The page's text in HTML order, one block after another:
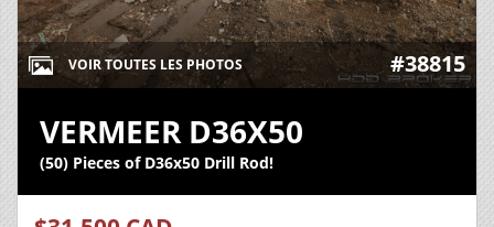
VOIR TOUTES LES PHOTOS #38815
VERMEER D36X50
(50) Pieces of D36x50 Drill Rod!